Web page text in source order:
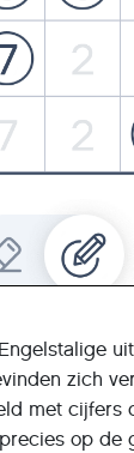
zich
met cijfers
op de